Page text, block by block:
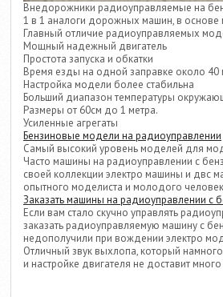
Внедорожники радиоуправляемые на
1 в 1 аналоги дорожных машин, в
Главный отличие радиоуправляемых
Мощный надежный двигатель
Простота запуска и обкатки
Время езды на одной заправке около 40
Настройка модели более стабильна
Больший диапазон температуры
Размеры от 60см до 1 метра.
Усиленные агрегаты
Бензиновые модели на радиоуправлении
Самый высокий уровень моделей для
Часто машины на радиоуправлении с
своей коллекции электро машины и двс
опытного моделиста и молодого
Заказать машины на радиоуправлении с
Если вам стало скучно управлять
заказать радиоуправляемую машину с
недополучили при вождении электро
Отличный звук выхлопа, который
и настройке двигателя не доставит